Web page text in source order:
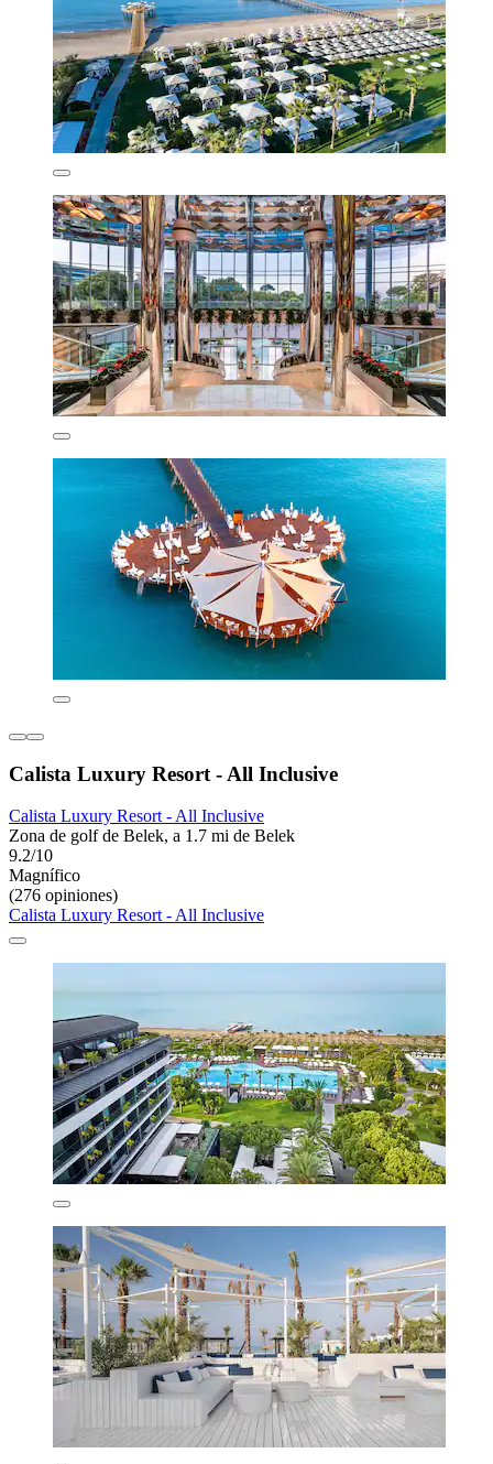
Calista Luxury Resort - All Inclusive
Calista Luxury Resort - All Inclusive
Zona de golf de Belek, a 1.7 mi de Belek
9.2/10
Magnífico
(276 opiniones)
Calista Luxury Resort - All Inclusive